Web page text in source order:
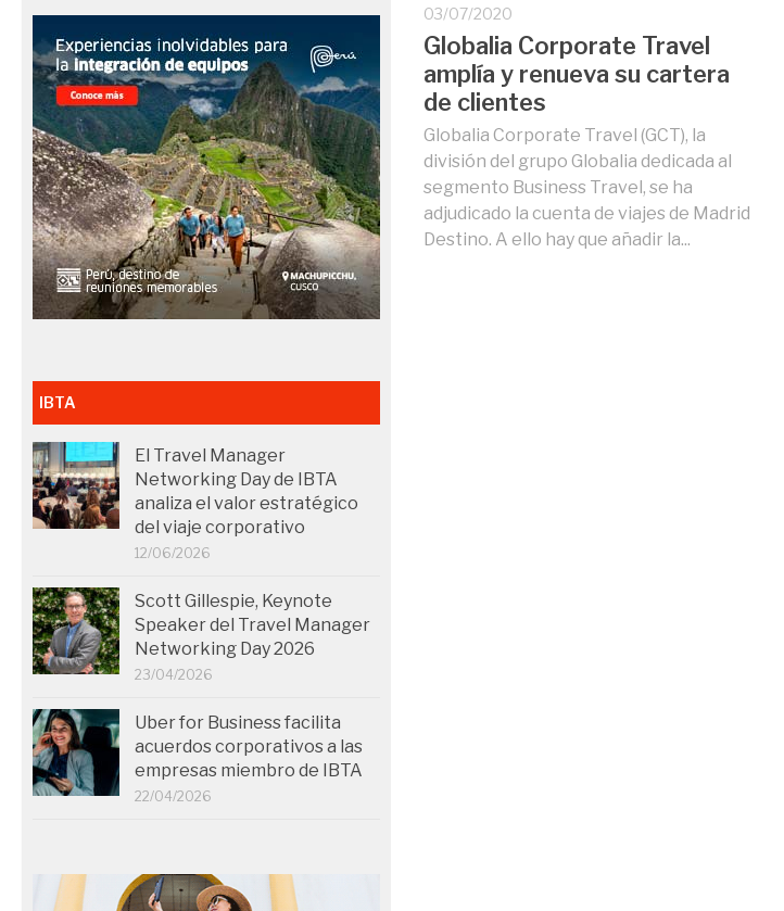
03/07/2020
Globalia Corporate Travel
amplía y renueva su cartera
de clientes
Globalia Corporate Travel (GCT), la
división del grupo Globalia dedicada al
segmento Business Travel, se ha
adjudicado la cuenta de viajes de Madrid
Destino. A ello hay que añadir la...
IBTA
El Travel Manager
Networking Day de IBTA
analiza el valor estratégico
del viaje corporativo
12/06/2026
Scott Gillespie, Keynote
Speaker del Travel Manager
Networking Day 2026
23/04/2026
Uber for Business facilita
acuerdos corporativos a las
empresas miembro de IBTA
22/04/2026